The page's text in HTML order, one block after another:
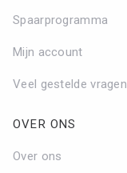
Spaarprogramma
Mijn account
Veel gestelde vragen
OVER ONS
Over ons